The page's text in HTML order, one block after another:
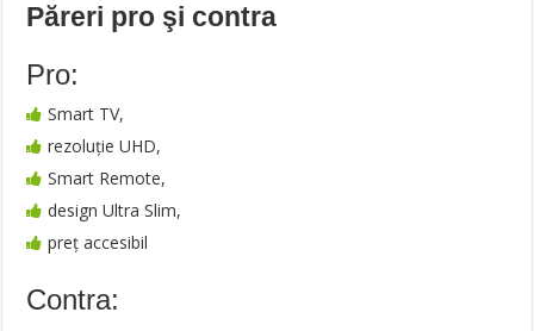
Păreri pro şi contra
Pro:
Smart TV,
rezoluție UHD,
Smart Remote,
design Ultra Slim,
preț accesibil
Contra: